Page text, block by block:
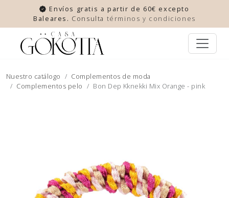
Envíos gratis a partir de 60€ excepto
Baleares. Consulta términos y condiciones
Nuestro catálogo
Complementos de moda
Complementos pelo
Bon Dep Kknekki Mix Orange - pink